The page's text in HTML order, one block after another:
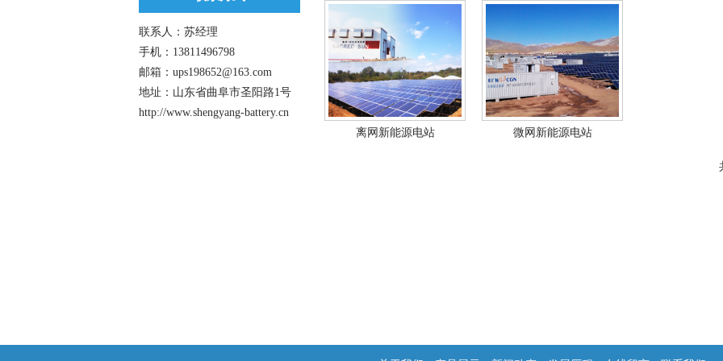
联系人：苏经理
手机：13811496798
邮箱：ups198652@163.com
地址：山东省曲阜市圣阳路1号
http://www.shengyang-battery.cn
离网新能源电站 微网新能源电站